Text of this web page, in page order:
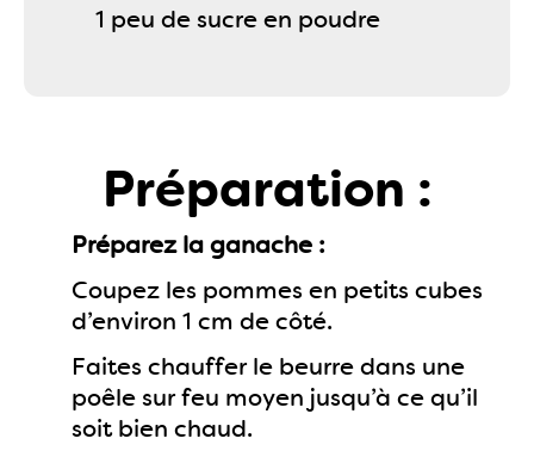
1 peu de sucre en poudre
Préparation :
Préparez la ganache :
Coupez les pommes en petits cubes
d’environ 1 cm de côté.
Faites chauffer le beurre dans une
poêle sur feu moyen jusqu’à ce qu’il
soit bien chaud.